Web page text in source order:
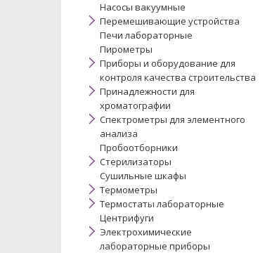
Насосы вакуумные
Перемешивающие устройства
Печи лабораторные
Пирометры
Приборы и оборудование для
контроля качества строительства
Принадлежности для
хроматографии
Спектрометры для элементного
анализа
Пробоотборники
Стерилизаторы
Сушильные шкафы
Термометры
Термостаты лабораторные
Центрифуги
Электрохимические
лабораторные приборы